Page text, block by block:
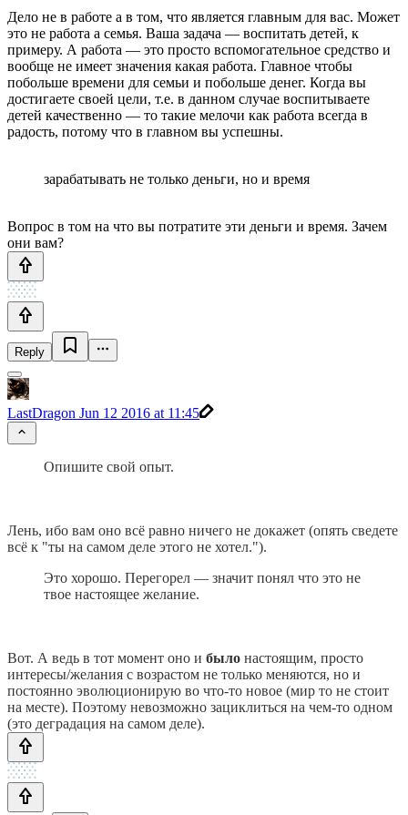
Дело не в работе а в том, что является главным для вас. Может
это не работа а семья. Ваша задача — воспитать детей, к
примеру. А работа — это просто вспомогательное средство и
вообще не имеет значения какая работа. Главное чтобы
побольше времени для семьи и побольше денег. Когда вы
достигаете своей цели, т.е. в данном случае воспитываете
детей качественно — то такие мелочи как работа всегда в
радость, потому что в главном вы успешны.
зарабатывать не только деньги, но и время
Вопрос в том на что вы потратите эти деньги и время. Зачем
они вам?
Reply
LastDragon Jun 12 2016 at 11:45
Опишите свой опыт.
Лень, ибо вам оно всё равно ничего не докажет (опять сведете
всё к "ты на самом деле этого не хотел.").
Это хорошо. Перегорел — значит понял что это не
твое настоящее желание.
Вот. А ведь в тот момент оно и было настоящим, просто
интересы/желания с возрастом не только меняются, но и
постоянно эволюционирую во что-то новое (мир то не стоит
на месте). Поэтому невозможно зациклиться на чем-то одном
(это деградация на самом деле).